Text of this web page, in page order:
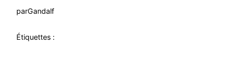
parGandalf
Étiquettes :